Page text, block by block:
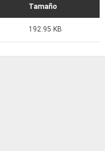
Tamaño
192.95 KB